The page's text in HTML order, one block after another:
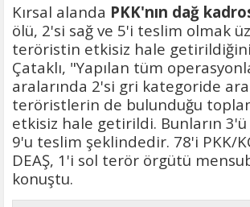
Kırsal alanda PKK'nın dağ
ölü, 2'si sağ ve 5'i teslim olmak
teröristin etkisiz hale
Çataklı, "Yapılan tüm
aralarında 2'si gri kategoride
teröristlerin de bulunduğu
etkisiz hale getirildi. Bunların 3'ü
9'u teslim şeklindedir. 78'i PKK/
DEAŞ, 1'i sol terör örgütü
konuştu.